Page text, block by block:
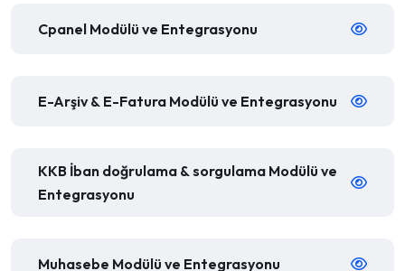
Cpanel Modülü ve Entegrasyonu
E-Arşiv & E-Fatura Modülü ve Entegrasyonu
KKB İban doğrulama & sorgulama Modülü ve
Entegrasyonu
Muhasebe Modülü ve Entegrasyonu